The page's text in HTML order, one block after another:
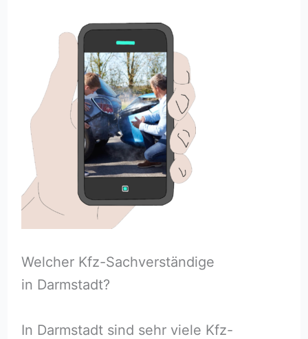
Welcher Kfz-Sachverständige
in Darmstadt?
In Darmstadt sind sehr viele Kfz-